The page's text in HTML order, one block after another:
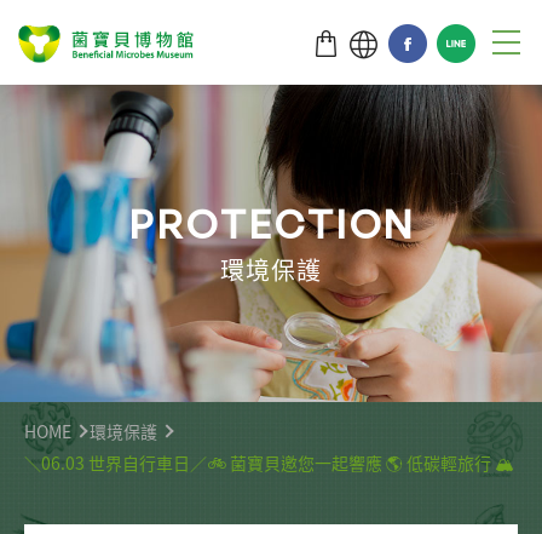
PROTECTION
環境保護
HOME
環境保護
＼06.03 世界自行車日／🚲 菌寶貝邀您一起響應 🌎 低碳輕旅行 🏔️